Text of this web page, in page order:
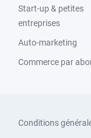
Start-up & petites
entreprises
Auto-marketing
Commerce par
Conditions